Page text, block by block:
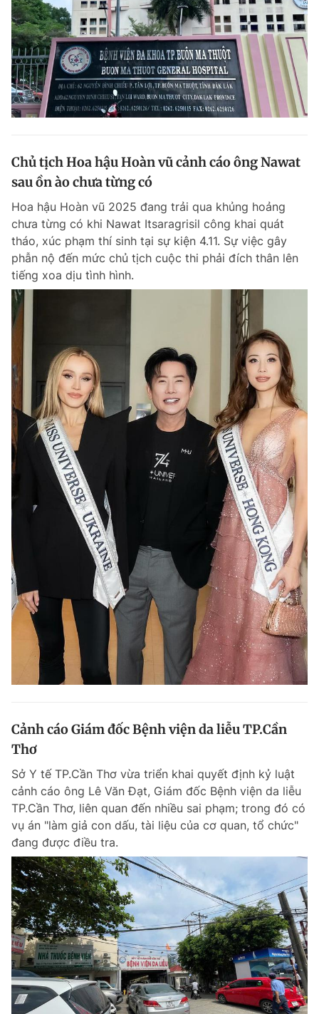
Hotline
0906 645 777
Liên hệ quảng cáo
0908 780 404
Đặt báo Quảng cáo RSS Tòa soạn Chính sách bảo
Tổng biên tập: Nguyễn Ngọc Toàn
Tổng thư ký tòa soạn: Đức Trung
Giấy phép xuất bản số 110/GP - BTTTT cấp ngày 24.3.2020
© 2003-2026 Bản quyền thuộc về Báo Thanh Niên. Cấm sao chép
dưới mọi hình thức nếu không có sự chấp thuận bằng văn bản.
Phát triển bởi ePi Technologies, JSC.
Chủ tịch Hoa hậu Hoàn vũ cảnh cáo ông Nawat
sau ồn ào chưa từng có
Hoa hậu Hoàn vũ 2025 đang trải qua khủng hoảng
chưa từng có khi Nawat Itsaragrisil công khai quát
tháo, xúc phạm thí sinh tại sự kiện 4.11. Sự việc gây
phẫn nộ đến mức chủ tịch cuộc thi phải đích thân lên
tiếng xoa dịu tình hình.
Cảnh cáo Giám đốc Bệnh viện da liễu TP.Cần
Thơ
Sở Y tế TP.Cần Thơ vừa triển khai quyết định kỷ luật
cảnh cáo ông Lê Văn Đạt, Giám đốc Bệnh viện da liễu
TP.Cần Thơ, liên quan đến nhiều sai phạm; trong đó có
vụ án "làm giả con dấu, tài liệu của cơ quan, tổ chức"
đang được điều tra.